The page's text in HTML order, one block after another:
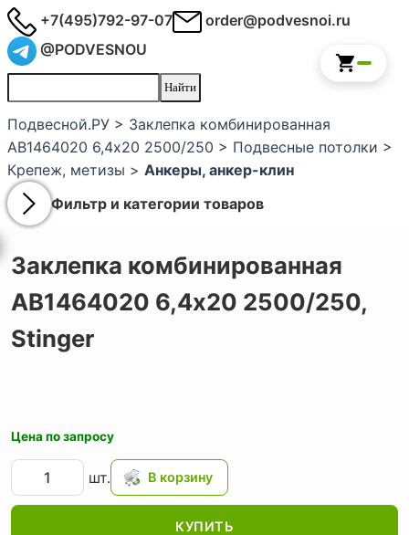
+7(495)792-97-07
order@podvesnoi.ru
@PODVESNOU
Подвесной.РУ > Заклепка комбинированная
AB1464020 6,4х20 2500/250 > Подвесные потолки >
Крепеж, метизы > Анкеры, анкер-клин
Фильтр и категории товаров
Заклепка комбинированная
AB1464020 6,4х20 2500/250,
Stinger
Цена по запросу
шт.
КУПИТЬ